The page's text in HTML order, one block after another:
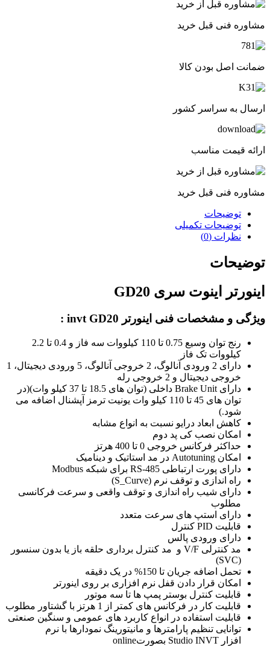
مشاوره فنی قبل خرید
ضمانت اصل بودن کالا
ارسال به سراسر کشور
ارائه قیمت مناسب
مشاوره فنی قبل خرید
توضیحات
توضیحات تکمیلی
نظرات (0)
توضیحات
اینورتر اینوت سری GD20
ویژگی و مشخصات فنی اینورتر invt GD20 :
رنج توان وسیع 0.75 تا 110
سه فاز و 0.4 تا 2.2
کیلووات تک فاز
دارای 2 ورودی آنالوگ، 2 خروجی آنالوگ، 5 ورودی دیجیتال، 1
خروجی دیجیتال و 2 خروجی رله
دارای Brake Unit داخلی (توان های 18.5 تا 37 کیلو وات)(در
توان های 45 تا 110 کیلو وات یونیت ترمز آپشنال اضافه می
شود.)
کاهش ابعاد درایو نسبت به انواع مشابه
امکان نصب کی پد دوم
حداکثر فرکانس خروجی 0 تا 400 هرتز
امکان Autotuning در مد استاتیک و دینامیک
دارای پورت ارتباطی RS-485 برای شبکه Modbus
راه اندازی و توقف نرم (S_Curve
)
دارای شیب راه اندازی و توقف واقعی و سرعت فرکانسی
مطلوب
دارای استپ های سرعت متعدد
قابلیت PID کنترل
دارای ورودی پالس
مد کنترلی V/F و مد کنترل برداری حلقه باز یا بدون سنسور
(SVC)
تحمل اضافه جریان تا 150% در یک دقیقه
امکان قرار دادن قفل نرم افزاری بر روی اینورتر
قابلیت کنترل بوستر پمپ ها تا سه موتور
قابلیت کار در فرکانس های کمتر از 1 هرتز با گشتاور مطلوب
قابلیت استفاده در انواع کاربرد های عمومی و سنگین صنعتی
توانایی تنظیم پارامترها و مانیتورینگ نمودارها با نرم
افزار Studio INVT بصورتonline